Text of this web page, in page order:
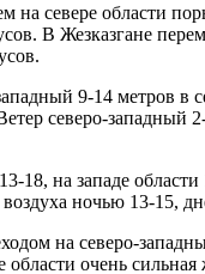
севере области
В Жезказгане
9-14 метров в
северо-
на западе
ночью 13-15,
на северо-
очень